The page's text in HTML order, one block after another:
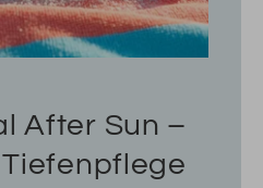
After Sun –